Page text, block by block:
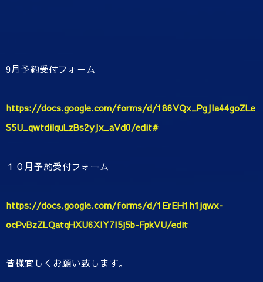
9月予約受付フォーム
https://docs.google.com/forms/d/186VQx_PgJIa44goZLe
S5U_qwtdilquLzBs2yJx_aVd0/edit#
１０月予約受付フォーム
https://docs.google.com/forms/d/1ErEH1h1jqwx-
ocPvBzZLQatqHXU6XIY7I5j5b-FpkVU/edit
皆様宜しくお願い致します。